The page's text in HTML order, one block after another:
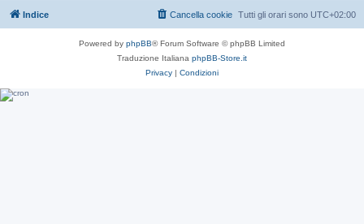
Indice Tutti gli orari sono UTC+02:00
Cancella cookie
Powered by phpBB® Forum Software © phpBB Limited
Traduzione Italiana phpBB-Store.it
Privacy | Condizioni